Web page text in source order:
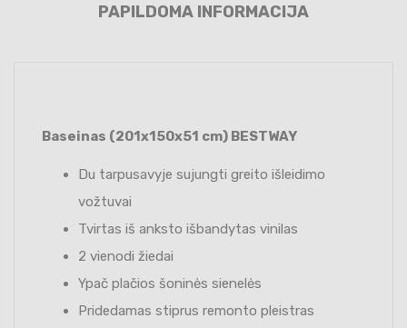
PAPILDOMA INFORMACIJA
Baseinas (201x150x51 cm) BESTWAY
Du tarpusavyje sujungti greito išleidimo
vožtuvai
Tvirtas iš anksto išbandytas vinilas
2 vienodi žiedai
Ypač plačios šoninės sienelės
Pridedamas stiprus remonto pleistras